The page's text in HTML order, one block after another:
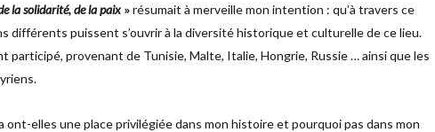
la solidarité, de la paix»résumait à merveille mon intention : qu’à travers ce
différents puissent s’ouvrir à la diversité historique et culturelle de ce lieu.
participé, provenant de Tunisie, Malte, Italie, Hongrie, Russie … ainsi que les
ont-elles une place privilégiée dans mon histoire et pourquoi pas dans mon